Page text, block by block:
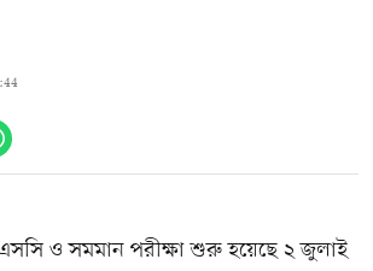
ও সমমান পরীক্ষা শুরু হয়েছে ২ জুলাই